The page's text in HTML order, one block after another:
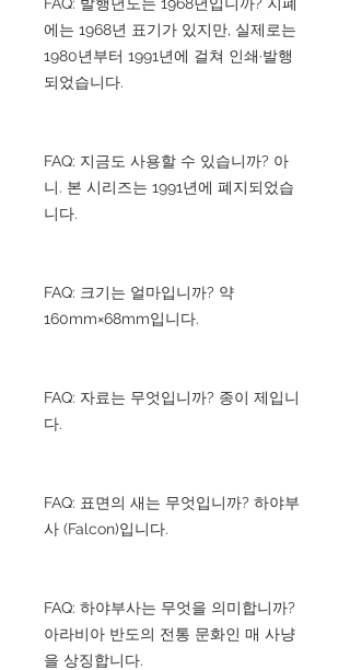
에는 1968년 표기가 있지만, 실제로는
1980년부터 1991년에 걸쳐 인쇄·발행
되었습니다.
FAQ: 지금도 사용할 수 있습니까? 아
니. 본 시리즈는 1991년에 폐지되었습
니다.
FAQ: 크기는 얼마입니까? 약
160mm×68mm입니다.
FAQ: 자료는 무엇입니까? 종이 제입니
다.
FAQ: 표면의 새는 무엇입니까? 하야부
사 (Falcon)입니다.
FAQ: 하야부사는 무엇을 의미합니까?
아라비아 반도의 전통 문화인 매 사냥
을 상징합니다.